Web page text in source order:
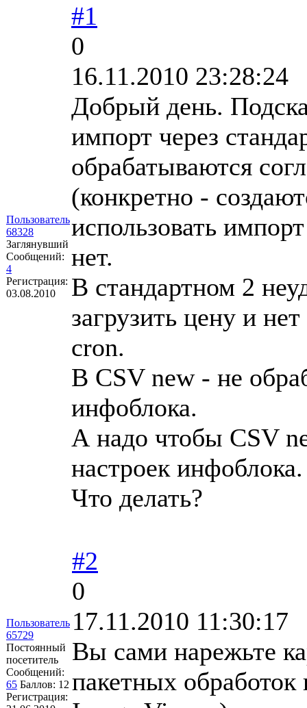
Пользователь
68328
Заглянувший
Сообщений:
4
Регистрация:
03.08.2010
#1
0
16.11.2010 23:28:24
Добрый день.
импорт через
обрабатываются
(конкретно -
использовать
нет.
В стандартном 2
загрузить цену и
cron.
В CSV new - не
инфоблока.
А надо чтобы CSV
настроек инфоблока.
Что делать?
Пользователь
65729
Постоянный
посетитель
Сообщений:
65 Баллов: 12
Регистрация:
#2
0
17.11.2010 11:30:17
Вы сами нарежьте
пакетных